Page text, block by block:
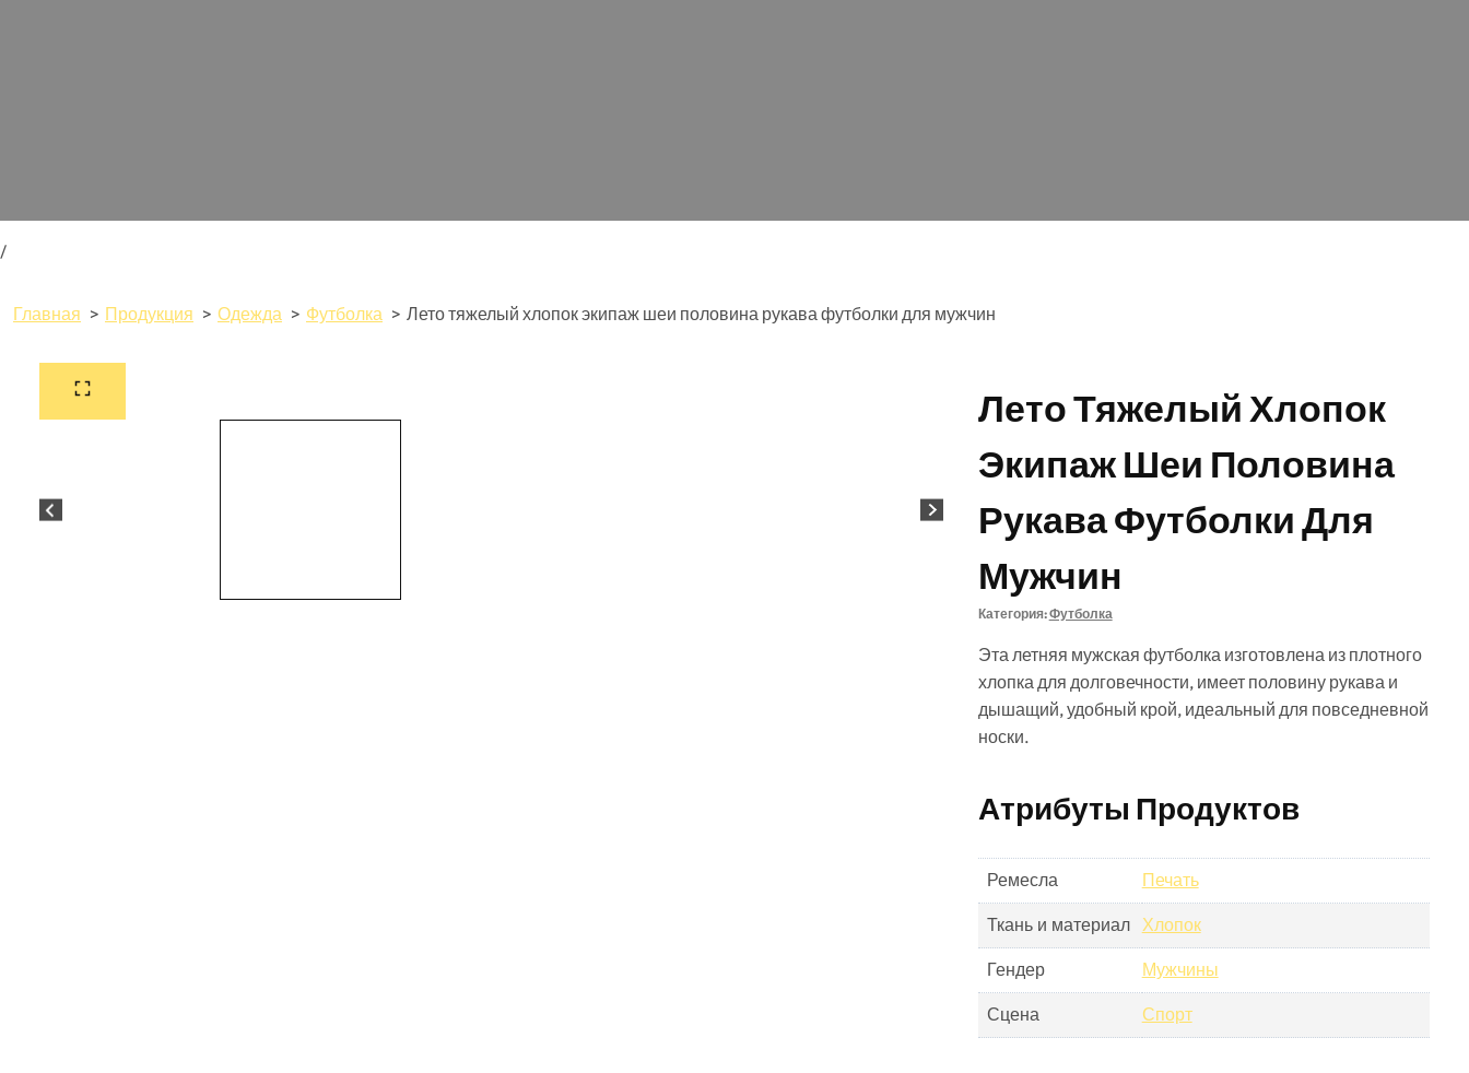
/
Главная Продукция Одежда Футболка Лето тяжелый хлопок экипаж шеи половина рукава футболки для мужчин
Лето Тяжелый Хлопок
Экипаж Шеи Половина
Рукава Футболки Для
Мужчин
Категория:Футболка
Эта летняя мужская футболка изготовлена из плотного
хлопка для долговечности, имеет половину рукава и
дышащий, удобный крой, идеальный для повседневной
носки.
Атрибуты Продуктов
Ремесла Печать
Ткань и материал Хлопок
Гендер Мужчины
Сцена Спорт